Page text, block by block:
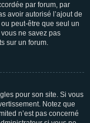
par forum, par
avoir autorisé l’ajout de
peut-être que seul un
ne savez pas
sur un forum.
pour son site. Si vous
Notez que
n’est pas concerné